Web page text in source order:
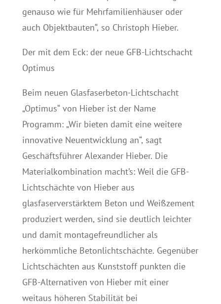
genauso wie für Mehrfamilienhäuser oder
auch Objektbauten“, so Christoph Hieber.
Der mit dem Eck: der neue GFB-Lichtschacht
Optimus
Beim neuen Glasfaserbeton-Lichtschacht
„Optimus“ von Hieber ist der Name
Programm: „Wir bieten damit eine weitere
innovative Neuentwicklung an“, sagt
Geschäftsführer Alexander Hieber. Die
Materialkombination macht’s: Weil die GFB-
Lichtschächte von Hieber aus
glasfaserverstärktem Beton und Weißzement
produziert werden, sind sie deutlich leichter
und damit montagefreundlicher als
herkömmliche Betonlichtschächte. Gegenüber
Lichtschächten aus Kunststoff punkten die
GFB-Alternativen von Hieber mit einer
weitaus höheren Stabilität bei